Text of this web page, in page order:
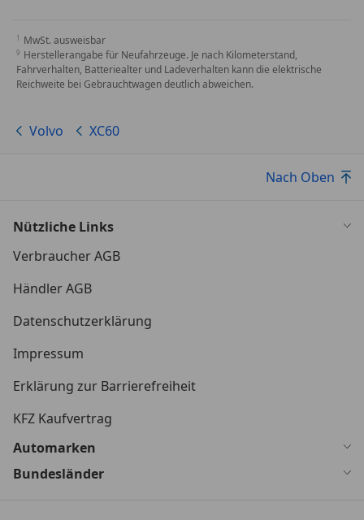
MwSt. ausweisbar
Herstellerangabe für Neufahrzeuge. Je nach Kilometerstand,
Fahrverhalten, Batteriealter und Ladeverhalten kann die elektrische
Reichweite bei Gebrauchtwagen deutlich abweichen.
Volvo XC60
Nach Oben
Nützliche Links
Verbraucher AGB
Händler AGB
Datenschutzerklärung
Impressum
Erklärung zur Barrierefreiheit
KFZ Kaufvertrag
Automarken
Bundesländer